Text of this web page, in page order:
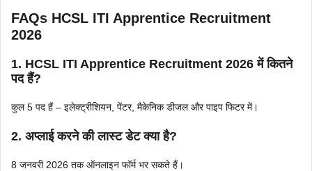
FAQs HCSL ITI Apprentice Recruitment
2026
1. HCSL ITI Apprentice Recruitment 2026 में कितने
पद हैं?
कुल 5 पद हैं – इलेक्ट्रीशियन, पेंटर, मैकेनिक डीजल और पाइप फिटर में।
2. अप्लाई करने की लास्ट डेट क्या है?
8 जनवरी 2026 तक ऑनलाइन फॉर्म भर सकते हैं।